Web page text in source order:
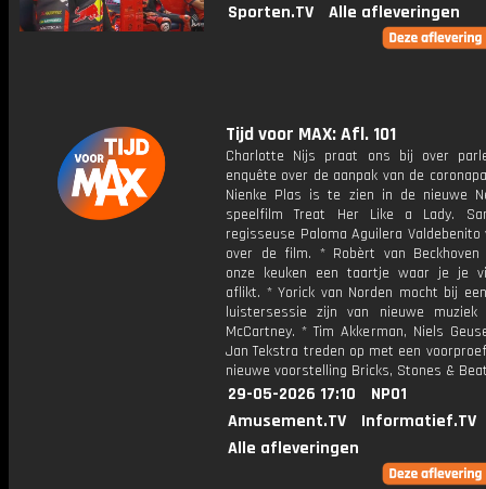
Sporten.TV
Alle afleveringen
Tijd voor MAX: Afl. 101
Charlotte Nijs praat ons bij over
enquête over de aanpak van de
Nienke Plas is te zien in de nieuwe
speelfilm Treat Her Like a Lady.
regisseuse Paloma Aguilera
over de film. * Robèrt van
onze keuken een taartje waar je je
aflikt. * Yorick van Norden mocht bij
luistersessie zijn van nieuwe muziek
McCartney. * Tim Akkerman, Niels
Jan Tekstra treden op met een
nieuwe voorstelling Bricks, Stones &
29-05-2026 17:10
NPO1
Amusement.TV
Informatief.TV
Alle afleveringen